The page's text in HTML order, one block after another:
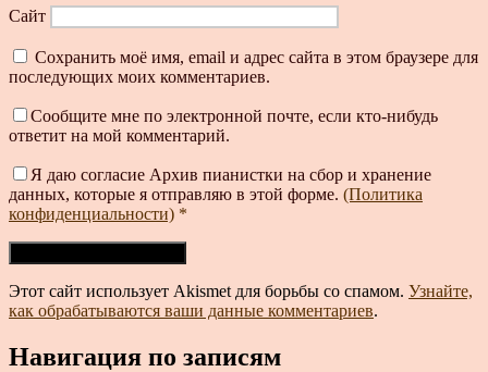
Сайт
Сохранить моё имя, email и адрес сайта в этом браузере для
последующих моих комментариев.
Сообщите мне по электронной почте, если кто-нибудь
ответит на мой комментарий.
Я даю согласие Архив пианистки на сбор и хранение
данных, которые я отправляю в этой форме. (Политика
конфиденциальности) *
Этот сайт использует Akismet для борьбы со спамом. Узнайте,
как обрабатываются ваши данные комментариев.
Навигация по записям